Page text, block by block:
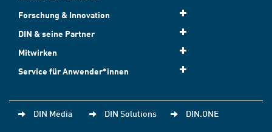
Forschung & Innovation
DIN & seine Partner
Mitwirken
Service für Anwender*innen
DIN Media DIN Solutions DIN.ONE